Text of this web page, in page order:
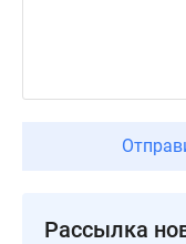
Субсидированная
ПоискРассылка